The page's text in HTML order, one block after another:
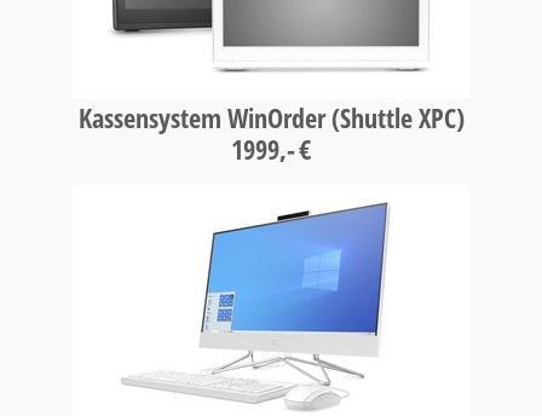
Kassensystem WinOrder (Shuttle XPC)
1999,- €